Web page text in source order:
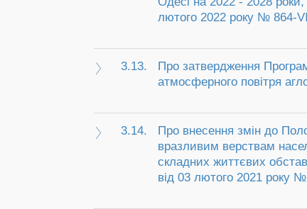
лютого 2022 року № 864-
3.13.
Про затвердження
атмосферного повітря
3.14.
Про внесення змін до
вразливим верствам
складних життєвих
від 03 лютого 2021 року №